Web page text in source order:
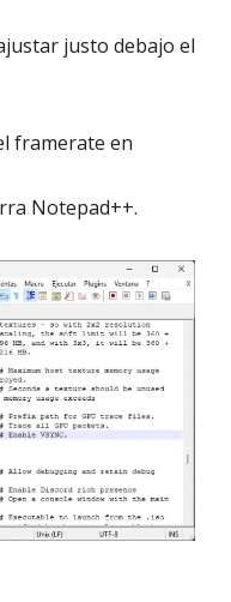
justo debajo el
framerate en
Notepad++.